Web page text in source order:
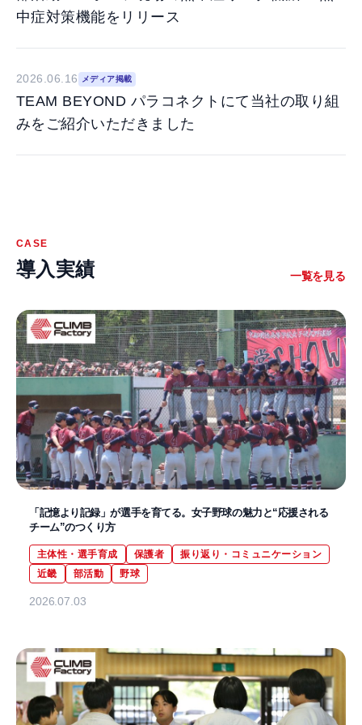
中症対策機能をリリース
2026.06.16 メディア掲載
TEAM BEYOND パラコネクトにて当社の取り組
みをご紹介いただきました
CASE
導入実績 一覧を見る
「記憶より記録」が選手を育てる。女子野球の魅力と“応援される
チーム”のつくり方
主体性・選手育成 保護者
振り返り・コミュニケーション
近畿
部活動 野球
2026.07.03